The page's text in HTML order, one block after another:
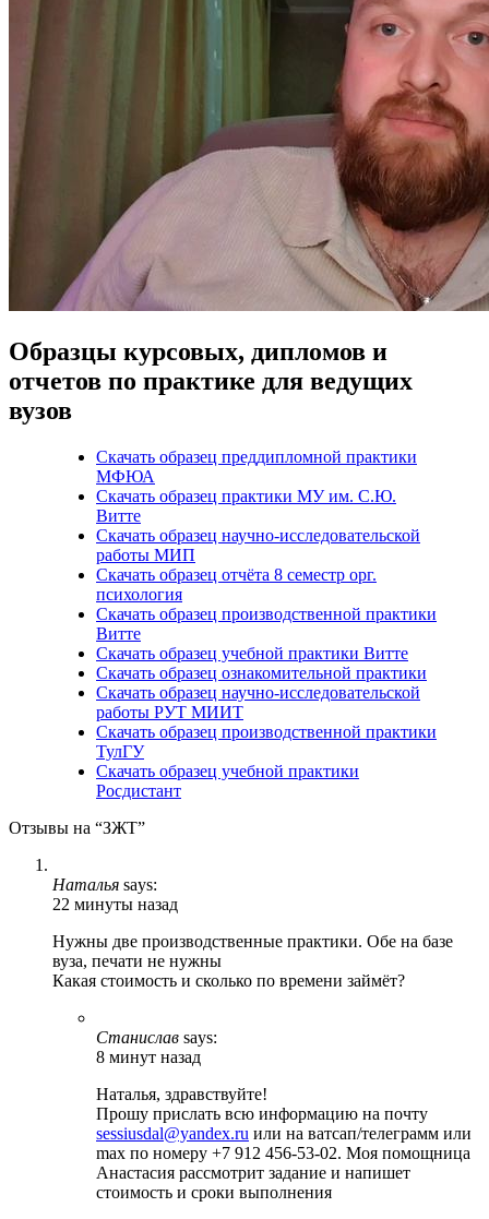
Образцы курсовых, дипломов и
отчетов по практике для ведущих
вузов
Скачать образец преддипломной практики
МФЮА
Скачать образец практики МУ им. С.Ю.
Витте
Скачать образец научно-исследовательской
работы МИП
Скачать образец отчёта 8 семестр орг.
психология
Скачать образец производственной практики
Витте
Скачать образец учебной практики Витте
Скачать образец ознакомительной практики
Скачать образец научно-исследовательской
работы РУТ МИИТ
Скачать образец производственной практики
ТулГУ
Скачать образец учебной практики
Росдистант
Отзывы на “ЗЖТ”
Наталья says:
22 минуты назад
Нужны две производственные практики. Обе на базе
вуза, печати не нужны
Какая стоимость и сколько по времени займёт?
Станислав says:
8 минут назад
Наталья, здравствуйте!
Прошу прислать всю информацию на почту
sessiusdal@yandex.ru или на ватсап/телеграмм или
max по номеру +7 912 456-53-02. Моя помощница
Анастасия рассмотрит задание и напишет
стоимость и сроки выполнения